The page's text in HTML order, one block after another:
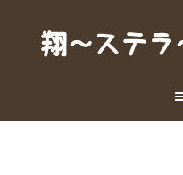
content翔～ステラ